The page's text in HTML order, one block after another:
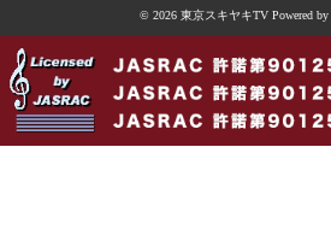
© 2026 東京スキヤキTV Powered by